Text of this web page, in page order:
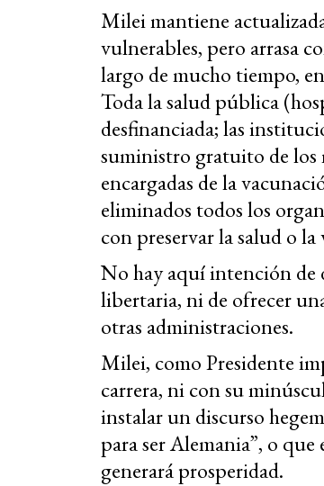
Milei mantiene
vulnerables, pero arrasa
largo de mucho tiempo,
Toda la salud pública
desfinanciada; las
suministro gratuito de los
encargadas de la
eliminados todos los
con preservar la salud o la
No hay aquí intención de
libertaria, ni de ofrecer
otras administraciones.
Milei, como Presidente
carrera, ni con su
instalar un discurso
para ser Alemania”, o
generará prosperidad.